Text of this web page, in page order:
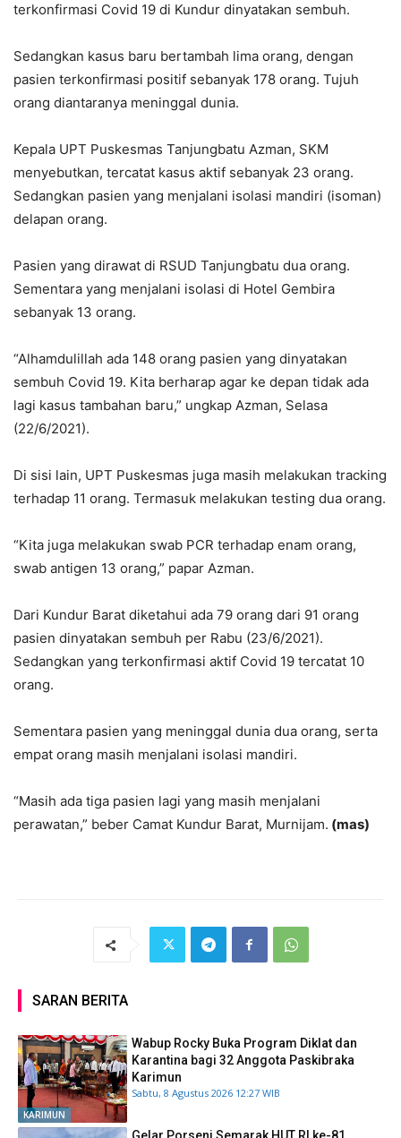
terkonfirmasi Covid 19 di Kundur dinyatakan sembuh.
Sedangkan kasus baru bertambah lima orang, dengan
pasien terkonfirmasi positif sebanyak 178 orang. Tujuh
orang diantaranya meninggal dunia.
Kepala UPT Puskesmas Tanjungbatu Azman, SKM
menyebutkan, tercatat kasus aktif sebanyak 23 orang.
Sedangkan pasien yang menjalani isolasi mandiri (isoman)
delapan orang.
Pasien yang dirawat di RSUD Tanjungbatu dua orang.
Sementara yang menjalani isolasi di Hotel Gembira
sebanyak 13 orang.
“Alhamdulillah ada 148 orang pasien yang dinyatakan
sembuh Covid 19. Kita berharap agar ke depan tidak ada
lagi kasus tambahan baru,” ungkap Azman, Selasa
(22/6/2021).
Di sisi lain, UPT Puskesmas juga masih melakukan tracking
terhadap 11 orang. Termasuk melakukan testing dua orang.
“Kita juga melakukan swab PCR terhadap enam orang,
swab antigen 13 orang,” papar Azman.
Dari Kundur Barat diketahui ada 79 orang dari 91 orang
pasien dinyatakan sembuh per Rabu (23/6/2021).
Sedangkan yang terkonfirmasi aktif Covid 19 tercatat 10
orang.
Sementara pasien yang meninggal dunia dua orang, serta
empat orang masih menjalani isolasi mandiri.
“Masih ada tiga pasien lagi yang masih menjalani
perawatan,” beber Camat Kundur Barat, Murnijam. (mas)
SARAN BERITA
KARIMUN
Wabup Rocky Buka Program Diklat dan
Karantina bagi 32 Anggota Paskibraka
Karimun
Sabtu, 8 Agustus 2026 12:27 WIB